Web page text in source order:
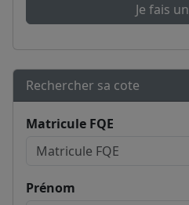
Je fais
Rechercher sa cote
Matricule FQE
Prénom